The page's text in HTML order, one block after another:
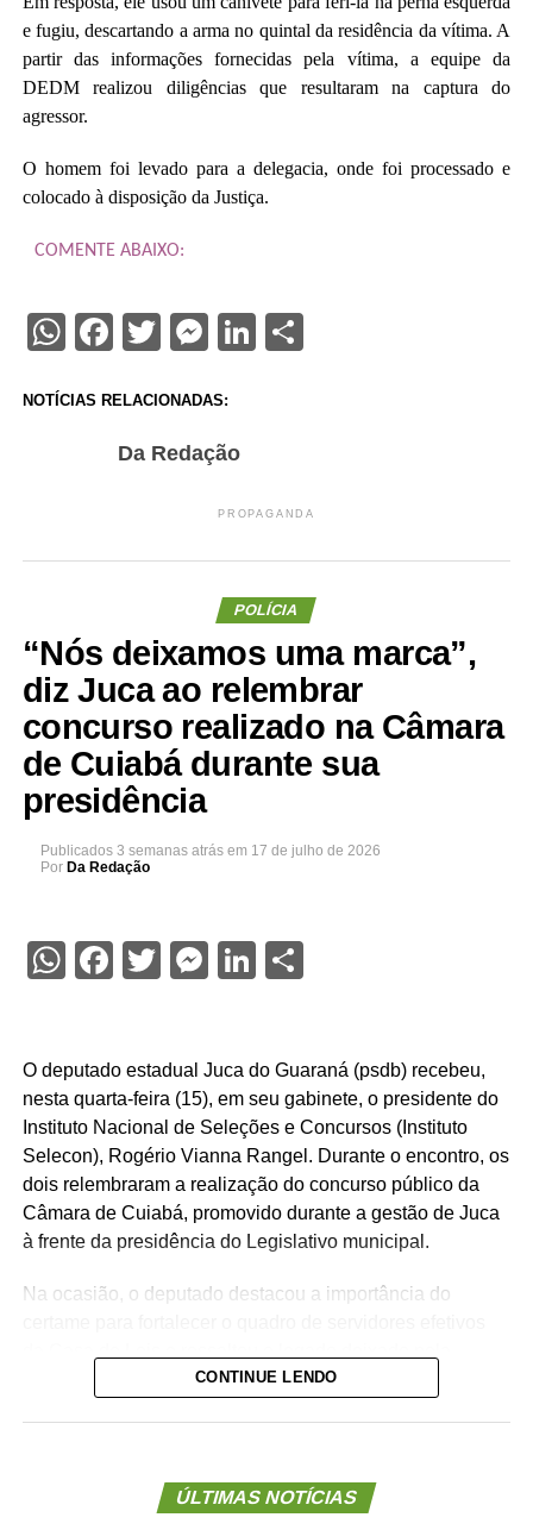
e fugiu, descartando a arma no quintal da residência da vítima. A
partir das informações fornecidas pela vítima, a equipe da
DEDM realizou diligências que resultaram na captura do
agressor.
O homem foi levado para a delegacia, onde foi processado e
colocado à disposição da Justiça.
COMENTE ABAIXO:
WhatsApp
Facebook
Twitter
Messenger
LinkedIn
Share
NOTÍCIAS RELACIONADAS:
Da Redação
PROPAGANDA
POLÍCIA
“Nós deixamos uma marca”,
diz Juca ao relembrar
concurso realizado na Câmara
de Cuiabá durante sua
presidência
Publicados 3 semanas atrás em 17 de julho de 2026
Por Da Redação
WhatsApp
Facebook
Twitter
Messenger
LinkedIn
Share
O deputado estadual Juca do Guaraná (psdb) recebeu,
nesta quarta-feira (15), em seu gabinete, o presidente do
Instituto Nacional de Seleções e Concursos (Instituto
Selecon), Rogério Vianna Rangel. Durante o encontro, os
dois relembraram a realização do concurso público da
Câmara de Cuiabá, promovido durante a gestão de Juca
à frente da presidência do Legislativo municipal.
Na ocasião, o deputado destacou a importância do
Cuiabá, que é de todos nós mato-grossenses, o
parlamento mais antigo do Centro-Oeste brasileiro”,
CONTINUE LENDO
ÚLTIMAS NOTÍCIAS